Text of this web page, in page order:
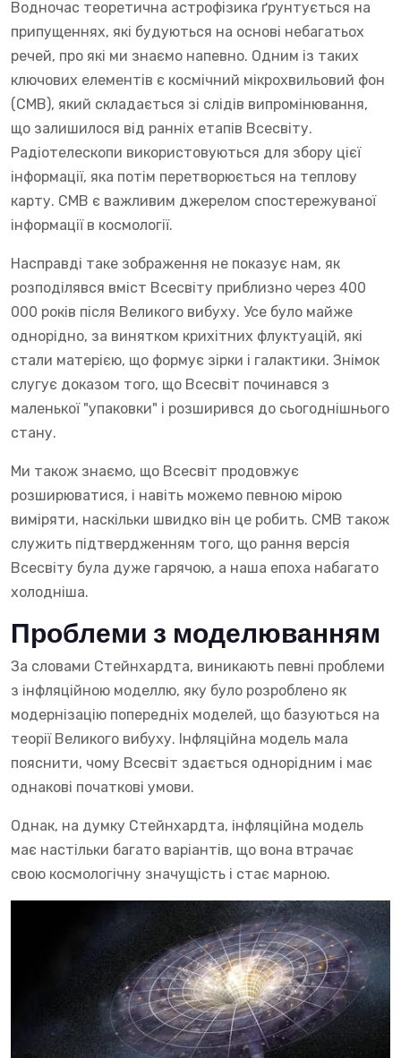
Водночас теоретична астрофізика ґрунтується на
припущеннях, які будуються на основі небагатьох
речей, про які ми знаємо напевно. Одним із таких
ключових елементів є космічний мікрохвильовий фон
(CMB), який складається зі слідів випромінювання,
що залишилося від ранніх етапів Всесвіту.
Радіотелескопи використовуються для збору цієї
інформації, яка потім перетворюється на теплову
карту. CMB є важливим джерелом спостережуваної
інформації в космології.
Насправді таке зображення не показує нам, як
розподілявся вміст Всесвіту приблизно через 400
000 років після Великого вибуху. Усе було майже
однорідно, за винятком крихітних флуктуацій, які
стали матерією, що формує зірки і галактики. Знімок
слугує доказом того, що Всесвіт починався з
маленької "упаковки" і розширився до сьогоднішнього
стану.
Ми також знаємо, що Всесвіт продовжує
розширюватися, і навіть можемо певною мірою
виміряти, наскільки швидко він це робить. CMB також
служить підтвердженням того, що рання версія
Всесвіту була дуже гарячою, а наша епоха набагато
холодніша.
Проблеми з моделюванням
За словами Стейнхардта, виникають певні проблеми
з інфляційною моделлю, яку було розроблено як
модернізацію попередніх моделей, що базуються на
теорії Великого вибуху. Інфляційна модель мала
пояснити, чому Всесвіт здається однорідним і має
однакові початкові умови.
Однак, на думку Стейнхардта, інфляційна модель
має настільки багато варіантів, що вона втрачає
свою космологічну значущість і стає марною.